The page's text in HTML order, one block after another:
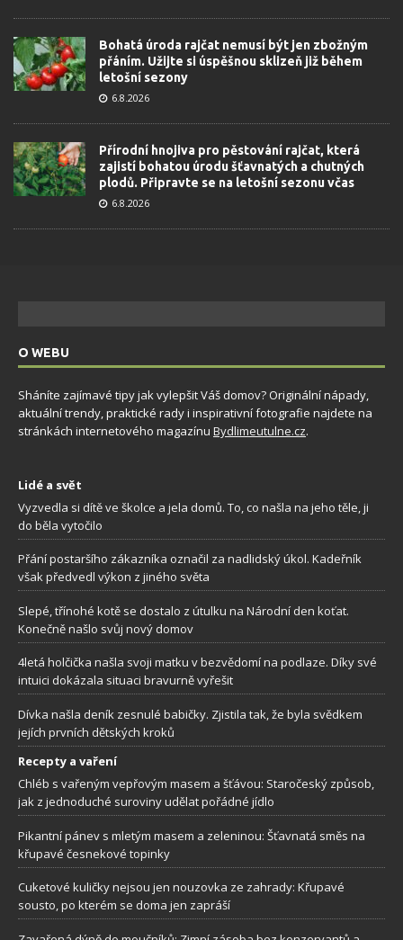
Bohatá úroda rajčat nemusí být jen zbožným
přáním. Užijte si úspěšnou sklizeň již během
letošní sezony
6.8.2026
Přírodní hnojiva pro pěstování rajčat, která
zajistí bohatou úrodu šťavnatých a chutných
plodů. Připravte se na letošní sezonu včas
6.8.2026
O WEBU
Sháníte zajímavé tipy jak vylepšit Váš domov? Originální nápady,
aktuální trendy, praktické rady i inspirativní fotografie najdete na
stránkách internetového magazínu Bydlimeutulne.cz.
Lidé a svět
Vyzvedla si dítě ve školce a jela domů. To, co našla na jeho těle, ji
do běla vytočilo
Přání postaršího zákazníka označil za nadlidský úkol. Kadeřník
však předvedl výkon z jiného světa
Slepé, třínohé kotě se dostalo z útulku na Národní den koťat.
Konečně našlo svůj nový domov
4letá holčička našla svoji matku v bezvědomí na podlaze. Díky své
intuici dokázala situaci bravurně vyřešit
Dívka našla deník zesnulé babičky. Zjistila tak, že byla svědkem
jejích prvních dětských kroků
Recepty a vaření
Chléb s vařeným vepřovým masem a šťávou: Staročeský způsob,
jak z jednoduché suroviny udělat pořádné jídlo
Pikantní pánev s mletým masem a zeleninou: Šťavnatá směs na
křupavé česnekové topinky
Cuketové kuličky nejsou jen nouzovka ze zahrady: Křupavé
sousto, po kterém se doma jen zapráší